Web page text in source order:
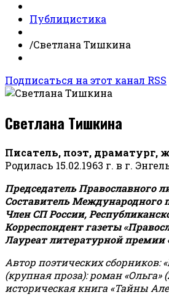
Публицистика
/Светлана Тишкина
Подписаться на этот канал RSS
Светлана Тишкина
Писатель, поэт, драматург,
Родилась 15.02.1963 г. в г.
Председатель Православного
Составитель Международного
Член СП России,
Корреспондент газеты
Лауреат литературной премии
Автор поэтических сборников:
(крупная проза): роман «Ольга»
историческая книга «Тайны